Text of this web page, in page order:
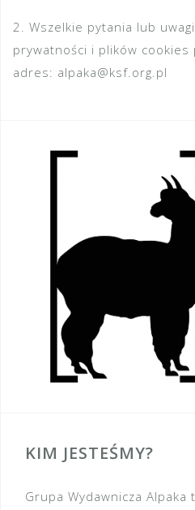
2. Wszelkie pytania lub
prywatności i plików cookies
adres: alpaka@ksf.org.pl
KIM JESTEŚMY?
Grupa Wydawnicza Alpaka